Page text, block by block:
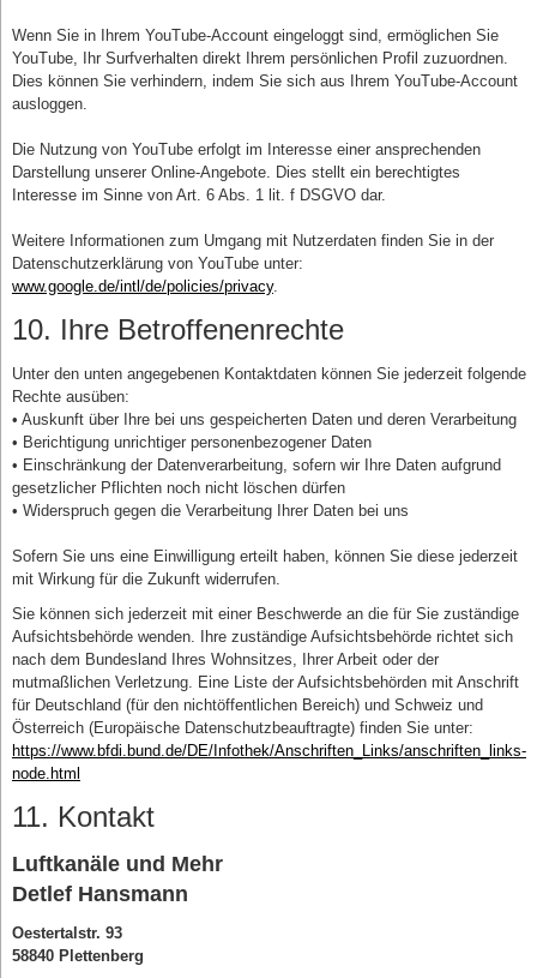
Wenn Sie in Ihrem YouTube-Account eingeloggt sind, ermöglichen Sie
YouTube, Ihr Surfverhalten direkt Ihrem persönlichen Profil zuzuordnen.
Dies können Sie verhindern, indem Sie sich aus Ihrem YouTube-Account
ausloggen.
Die Nutzung von YouTube erfolgt im Interesse einer ansprechenden
Darstellung unserer Online-Angebote. Dies stellt ein berechtigtes
Interesse im Sinne von Art. 6 Abs. 1 lit. f DSGVO dar.
Weitere Informationen zum Umgang mit Nutzerdaten finden Sie in der
Datenschutzerklärung von YouTube unter:
www.google.de/intl/de/policies/privacy.
10. Ihre Betroffenenrechte
Unter den unten angegebenen Kontaktdaten können Sie jederzeit folgende
Rechte ausüben:
• Auskunft über Ihre bei uns gespeicherten Daten und deren Verarbeitung
• Berichtigung unrichtiger personenbezogener Daten
• Einschränkung der Datenverarbeitung, sofern wir Ihre Daten aufgrund
gesetzlicher Pflichten noch nicht löschen dürfen
• Widerspruch gegen die Verarbeitung Ihrer Daten bei uns
Sofern Sie uns eine Einwilligung erteilt haben, können Sie diese jederzeit
mit Wirkung für die Zukunft widerrufen.
Sie können sich jederzeit mit einer Beschwerde an die für Sie zuständige
Aufsichtsbehörde wenden. Ihre zuständige Aufsichtsbehörde richtet sich
nach dem Bundesland Ihres Wohnsitzes, Ihrer Arbeit oder der
mutmaßlichen Verletzung. Eine Liste der Aufsichtsbehörden mit Anschrift
für Deutschland (für den nichtöffentlichen Bereich) und Schweiz und
Österreich (Europäische Datenschutzbeauftragte) finden Sie unter:
https://www.bfdi.bund.de/DE/Infothek/Anschriften_Links/anschriften_links-
node.html
11. Kontakt
Luftkanäle und Mehr
Detlef Hansmann
Oestertalstr. 93
58840 Plettenberg